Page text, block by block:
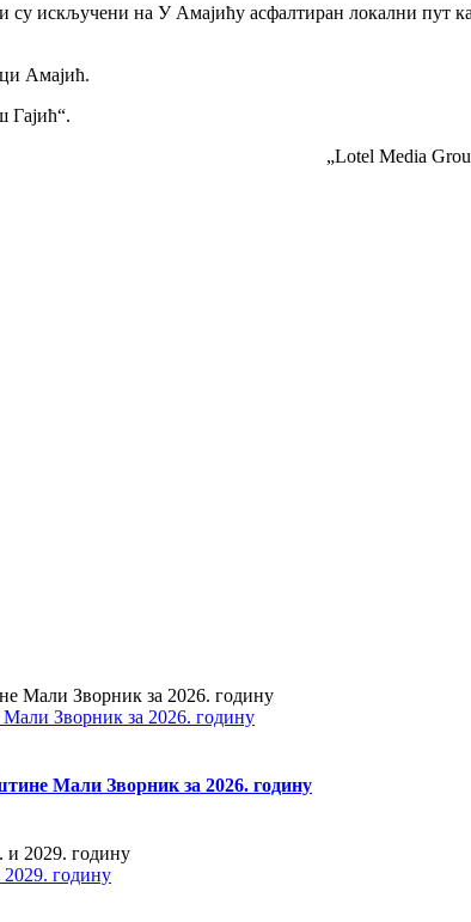
су искључени на У Амајићу асфалтиран локални пут
Амајић.
Гајић“.
„Lotel Media
Мали Зворник за 2026. годину
Мали Зворник за 2026. годину
годину